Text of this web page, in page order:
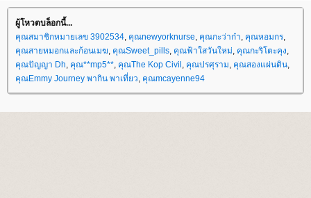
ผู้โหวตบล็อกนี้...
คุณสมาชิกหมายเลข 3902534, คุณnewyorknurse, คุณกะว่าก๋า, คุณหอมกร,
คุณสายหมอกและก้อนเมฆ, คุณSweet_pills, คุณฟ้าใสวันใหม่, คุณกะริโตะคุง,
คุณปัญญา Dh, คุณ**mp5**, คุณThe Kop Civil , คุณปรศุราม, คุณสองแผ่นดิน,
คุณEmmy Journey พากิน พาเที่ยว, คุณmcayenne94